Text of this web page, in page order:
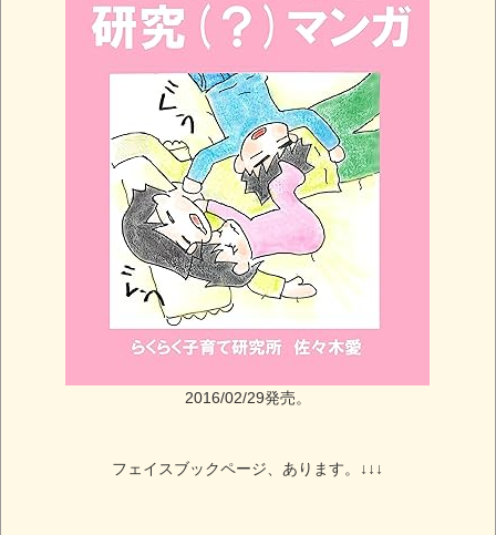
2016/02/29発売。
フェイスブックページ、あります。↓↓↓